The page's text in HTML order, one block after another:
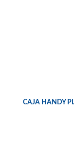
CAJA HANDY